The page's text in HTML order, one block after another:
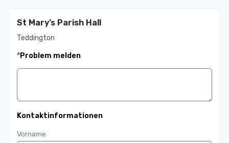
St Mary’s Parish Hall
Teddington
*Problem melden
Kontaktinformationen
Vorname